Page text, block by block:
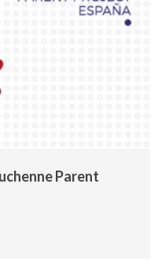
Parent